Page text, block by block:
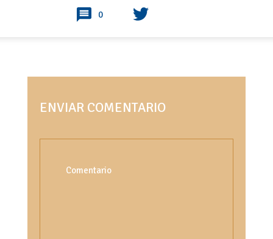
0
ENVIAR COMENTARIO